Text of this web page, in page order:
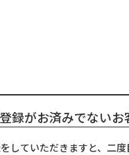
録がお済みでないお
していただきますと、二度